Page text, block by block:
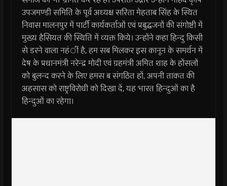
उपजमण्डी समिति के पूर्व अध्यक्ष सरिता मेहताब सिंह के स्थित
निवास मालनपुर में पार्टी कार्यकर्ताओं एवं प्रबुद्धजनों की संगोष्टी में
मुख्य हैसियत की स्थिति में व्यक्त किये। उन्होंने कहा हिन्दु किसी
से डरने वाला नहंीं है, हम सब मिलकर इस कानून के समर्थन में
देष के प्रधानमंत्री नरेन्द्र मोदी एवं ग्रहमंत्री अमित शाह के होंसलों
को बुलन्द करने के लिए हमस ब संगठित हों, अपनी ताकत की
अहसास को राष्ट्रविरोधी को दिखा दें, यह भारत हिन्दुओं का है
हिन्दुओं का रहेगा।